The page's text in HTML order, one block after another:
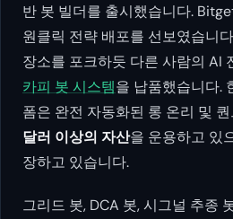
반 봇 빌더를 출시했습니다.
원클릭 전략 배포를 선보였습니
장소를 포크하듯 다른 사람의 AI
카피 봇 시스템을 납품했습니다.
폼은 완전 자동화된 롱 온리 및
달러 이상의 자산을 운용하고 있
장하고 있습니다.
그리드 봇, DCA 봇, 시그널 추종